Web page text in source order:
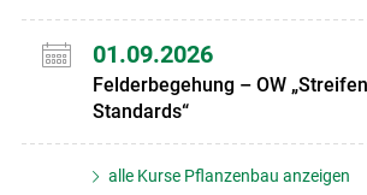
01.09.2026
Felderbegehung – OW
Standards“
alle Kurse Pflanzenbau anzeigen